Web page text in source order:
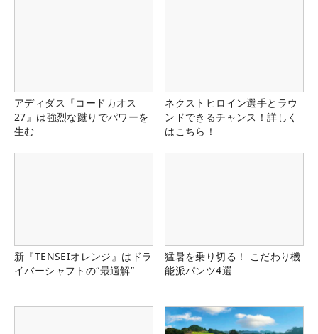
アディダス『コードカオス
27』は強烈な蹴りでパワーを
生む
ネクストヒロイン選手とラウ
ンドできるチャンス！詳しく
はこちら！
新『TENSEIオレンジ』はドラ
イバーシャフトの“最適解”
猛暑を乗り切る！ こだわり機
能派パンツ4選